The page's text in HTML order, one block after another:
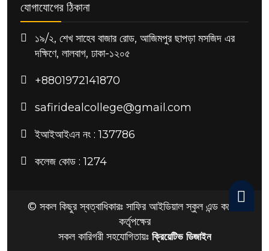
যোগাযোগের ঠিকানা
১৯/২, শেখ সাহেব বাজার রোড, আজিমপুর ছাপড়া মসজিদ এর
দক্ষিণে, লালবাগ, ঢাকা-১২০৫
+8801972141870
safiridealcollege@gmail.com
ইআইআইএন নং : 137786
কলেজ কোড : 1274
© সকল কিছুর স্বত্বাধিকারঃ সাফির আইডিয়াল স্কুল এন্ড কলেজ
কর্তৃপক্ষের
সকল কারিগরী সহযোগিতায়ঃ ক্রিয়েটিভ ডিজাইন